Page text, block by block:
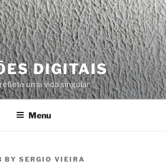
DIGITAIS
uma vida singular
Menu
BY SERGIO VIEIRA